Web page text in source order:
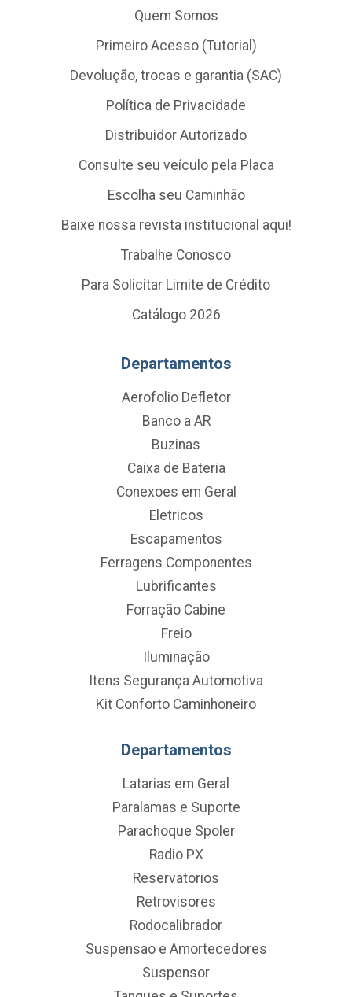
Quem Somos
Primeiro Acesso (Tutorial)
Devolução, trocas e garantia (SAC)
Política de Privacidade
Distribuidor Autorizado
Consulte seu veículo pela Placa
Escolha seu Caminhão
Baixe nossa revista institucional aqui!
Trabalhe Conosco
Para Solicitar Limite de Crédito
Catálogo 2026
Departamentos
Aerofolio Defletor
Banco a AR
Buzinas
Caixa de Bateria
Conexoes em Geral
Eletricos
Escapamentos
Ferragens Componentes
Lubrificantes
Forração Cabine
Freio
Iluminação
Itens Segurança Automotiva
Kit Conforto Caminhoneiro
Departamentos
Latarias em Geral
Paralamas e Suporte
Parachoque Spoler
Radio PX
Reservatorios
Retrovisores
Rodocalibrador
Suspensao e Amortecedores
Suspensor